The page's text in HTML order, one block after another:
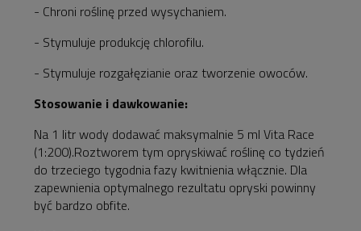
- Chroni roślinę przed wysychaniem.
- Stymuluje produkcję chlorofilu.
- Stymuluje rozgałęzianie oraz tworzenie owoców.
Stosowanie i dawkowanie:
Na 1 litr wody dodawać maksymalnie 5 ml Vita Race
(1:200).Roztworem tym opryskiwać roślinę co tydzień
do trzeciego tygodnia fazy kwitnienia włącznie. Dla
zapewnienia optymalnego rezultatu opryski powinny
być bardzo obfite.